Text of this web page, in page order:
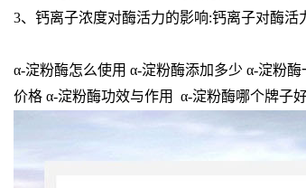
3、钙离子浓度对酶活力的影响:钙离子对酶活
α-淀粉酶怎么使用 α-淀粉酶添加多少 α-淀粉
价格 α-淀粉酶功效与作用 α-淀粉酶哪个牌子